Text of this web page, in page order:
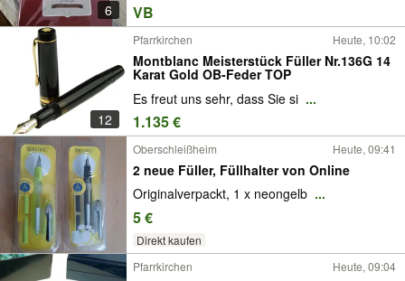
6 VB
12
Pfarrkirchen Heute, 10:02
Montblanc Meisterstück Füller Nr.136G 14
Karat Gold OB-Feder TOP
Es freut uns sehr, dass Sie si ...
1.135 €
Oberschleißheim Heute, 09:41
2 neue Füller, Füllhalter von Online
Originalverpackt, 1 x neongelb ...
5 €
Direkt kaufen
Pfarrkirchen Heute, 09:04